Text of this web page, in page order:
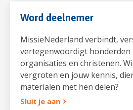
Word deelnemer
MissieNederland verbindt,
vertegenwoordigt honderden
organisaties en christenen.
vergroten en jouw kennis,
materialen met hen delen?
Sluit je aan